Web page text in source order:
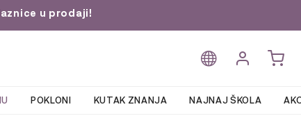
u prodaji!
POKLONI KUTAK ZNANJA NAJNAJ ŠKOLA